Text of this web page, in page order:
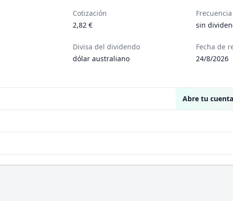
Cotización
2,82 €
sin
Divisa del dividendo
dólar australiano
Fecha de
24/8/2026
Abre tu